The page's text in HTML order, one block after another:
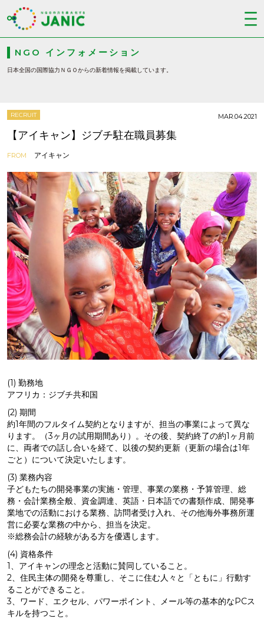
NGO インフォメーション
日本全国の国際協力ＮＧＯからの新着情報を掲載しています。
RECRUIT
【アイキャン】ジブチ駐在職員募集
FROM アイキャン
MAR.04.2021
(1) 勤務地
アフリカ：ジブチ共和国
(2) 期間
約1年間のフルタイム契約となりますが、担当の事業によって異な
ります。（3ヶ月の試用期間あり）。その後、契約終了の約1ヶ月前
に、両者での話し合いを経て、以後の契約更新（更新の場合は1年
ごと）について決定いたします。
(3) 業務内容
子どもたちの開発事業の実施・管理、事業の業務・予算管理、総
務・会計業務全般、資金調達、英語・日本語での書類作成、開発事
業地での活動における業務、訪問者受け入れ、その他海外事務所運
営に必要な業務の中から、担当を決定。
※総務会計の経験がある方を優遇します。
(4) 資格条件
1、アイキャンの理念と活動に賛同していること。
2、住民主体の開発を尊重し、そこに住む人々と「ともに」行動す
ることができること。
3、ワード、エクセル、パワーポイント、メール等の基本的なPCス
キルを持つこと。